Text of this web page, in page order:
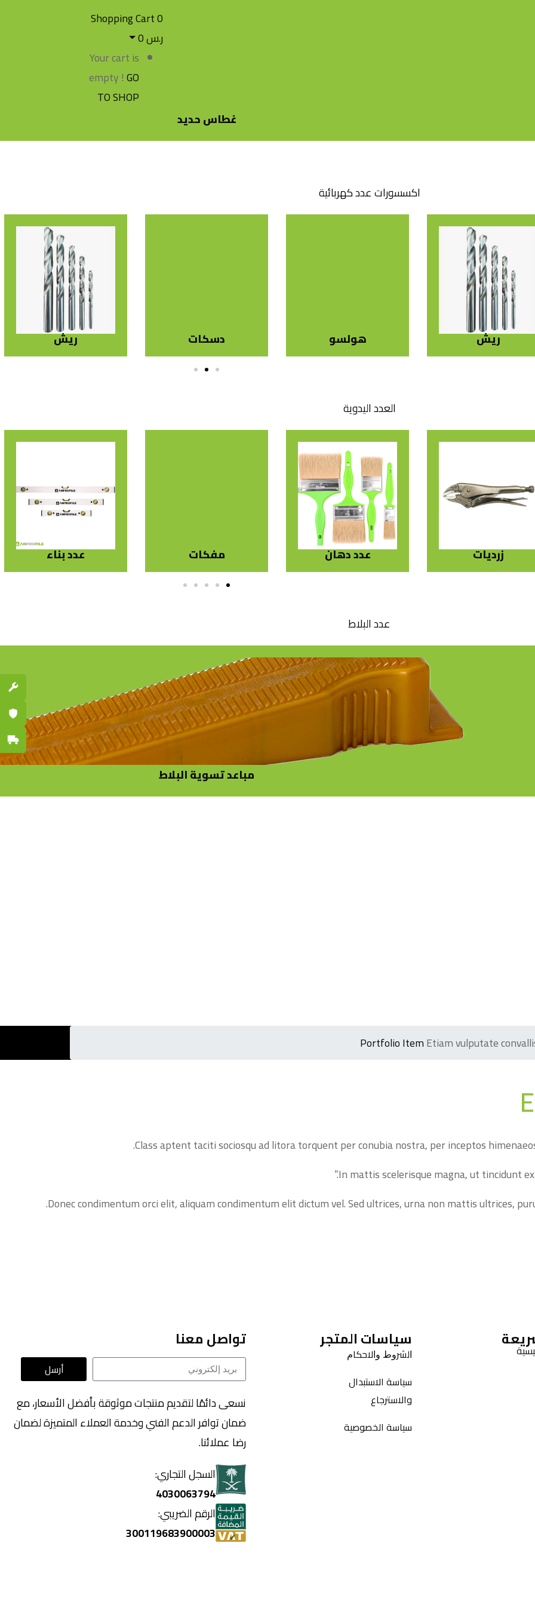
غطاس حديد
اكسسورات عدد كهربائية
ريش هولسو دسكات ريش
العدد اليدوية
عدد دهان مفكات عدد بناء معدات تركيب بلاط
عدد البلاط
مباعد تسوية البلاط
0
Shopping Cart
ر.س0
Your cart is
empty !GO
TO SHOP
Portfolio ItemEtiam vulputate
Class aptent taciti sociosqu ad litora torquent per conubia nostra, per inceptos
Donec condimentum orci elit, aliquam condimentum elit dictum vel. Sed ultrices, urna non mattis ultrices,
سياسات المتجر
ﺍﻟﺸﺮﻭﻁ ﻭﺍﻻﺣﻜﺎﻡ
سياسة الاستبدال
والاسترجاع
سياسة الخصوصية
تواصل معنا
أرسل
نسعى دائمًا لتقديم منتجات موثوقة بأفضل الأسعار، مع
ضمان توافر الدعم الفني وخدمة العملاء المتميزة لضمان
رضا عملائنا.
السجل التجاري:
4030063794
الرقم الضريبي:
300119683900003
قطع
ضمان